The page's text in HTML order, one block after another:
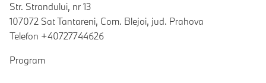
Str. Strandului, nr 13
107072 Sat Tantareni, Com. Blejoi, jud. Prahova
Telefon +40727744626
Program